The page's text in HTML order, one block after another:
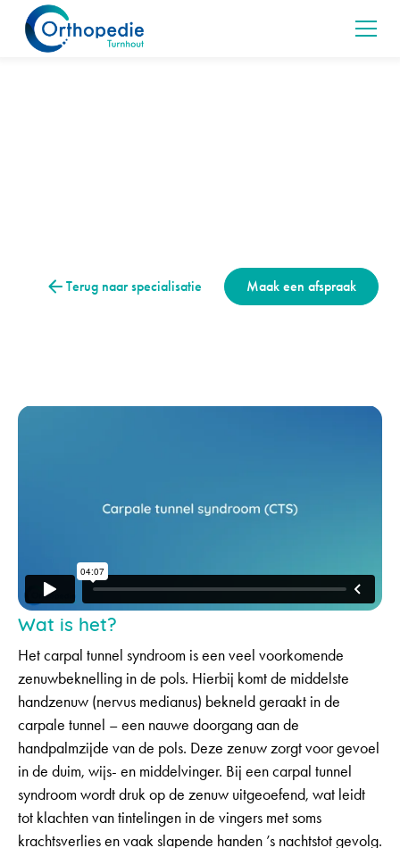
Terug naar specialisatie Maak een afspraak
Wat is het?
Het carpal tunnel syndroom is een veel voorkomende
zenuwbeknelling in de pols. Hierbij komt de middelste
handzenuw (nervus medianus) bekneld geraakt in de
carpale tunnel – een nauwe doorgang aan de
handpalmzijde van de pols. Deze zenuw zorgt voor gevoel
in de duim, wijs- en middelvinger. Bij een carpal tunnel
syndroom wordt druk op de zenuw uitgeoefend, wat leidt
tot klachten van tintelingen in de vingers met soms
krachtsverlies en vaak slapende handen ’s nachtstot gevolg.